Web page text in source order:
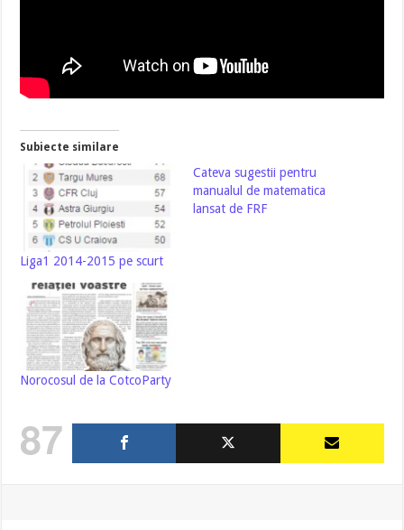
Subiecte similare
Liga1 2014-2015 pe scurt
Cateva sugestii pentru
manualul de matematica
lansat de FRF
Norocosul de la CotcoParty
87